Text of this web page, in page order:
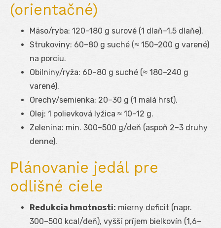
(orientačné)
Mäso/ryba: 120–180 g surové (1 dlaň–1,5 dlaňe).
Strukoviny: 60–80 g suché (≈ 150–200 g varené)
na porciu.
Obilniny/ryža: 60–80 g suché (≈ 180–240 g
varené).
Orechy/semienka: 20–30 g (1 malá hrsť).
Olej: 1 polievková lyžica ≈ 10–12 g.
Zelenina: min. 300–500 g/deň (aspoň 2–3 druhy
denne).
Plánovanie jedál pre
odlišné ciele
Redukcia hmotnosti: mierny deficit (napr.
300–500 kcal/deň), vyšší príjem bielkovín (1,6–